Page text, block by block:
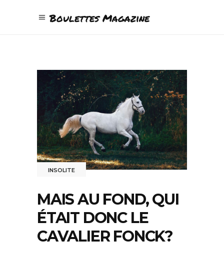
Boulettes Magazine
INSOLITE
MAIS AU FOND, QUI
ÉTAIT DONC LE
CAVALIER FONCK?